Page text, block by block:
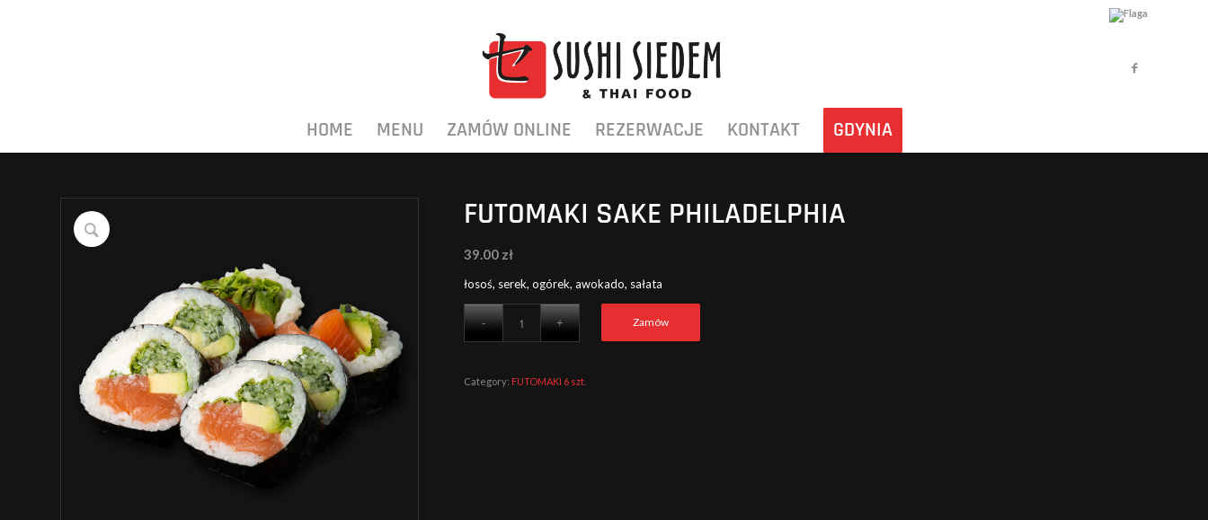
HOME MENU ZAMÓW ONLINE REZERWACJE KONTAKT GDYNIA
FUTOMAKI SAKE PHILADELPHIA
39.00 zł
łosoś, serek, ogórek, awokado, sałata
Zamów
Category: FUTOMAKI 6 szt.